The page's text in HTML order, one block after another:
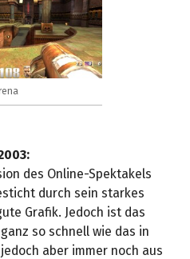
des Online-Spektakels
durch sein starkes
Grafik. Jedoch ist das
so schnell wie das in
aber immer noch aus